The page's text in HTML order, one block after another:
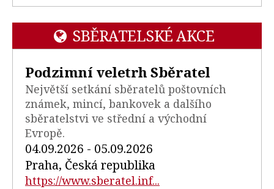
SBĚRATELSKÉ AKCE
Podzimní veletrh Sběratel
Největší setkání sběratelů poštovních
známek, mincí, bankovek a dalšího
sběratelstvi ve střední a východní
Evropě.
04.09.2026 - 05.09.2026
Praha, Česká republika
https://www.sberatel.inf...